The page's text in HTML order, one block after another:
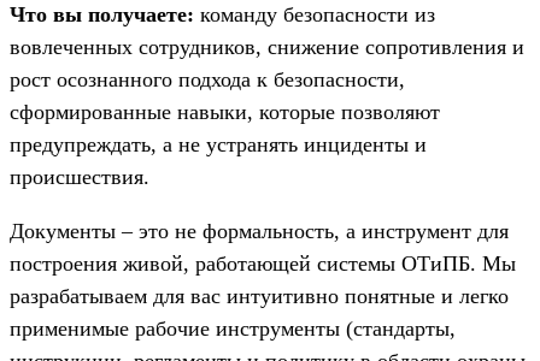
Что вы получаете: команду безопасности из
вовлеченных сотрудников, снижение сопротивления и
рост осознанного подхода к безопасности,
сформированные навыки, которые позволяют
предупреждать, а не устранять инциденты и
происшествия.
Документы – это не формальность, а инструмент для
построения живой, работающей системы ОТиПБ. Мы
разрабатываем для вас интуитивно понятные и легко
применимые рабочие инструменты (стандарты,